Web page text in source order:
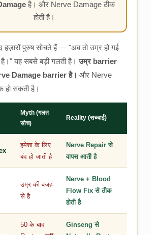
है। और Nerve Damage ठीक
होती है।
हज़ारों पुरुष सोचते हैं — "अब तो उम्र हो गई
है।" यह सबसे बड़ी गलती है।उम्र barrier
Damage barrier है। और Nerve
हो सकती है।
Myth (गलत
सोच)
Reality (सच्चाई)
हमेशा के लिए
बंद हो जाती है
Nerve Repair से
वापस आती है
उम्र की वजह
से है
Nerve + Blood
Flow Fix से ठीक
होती है
50 के बाद
Ginseng से